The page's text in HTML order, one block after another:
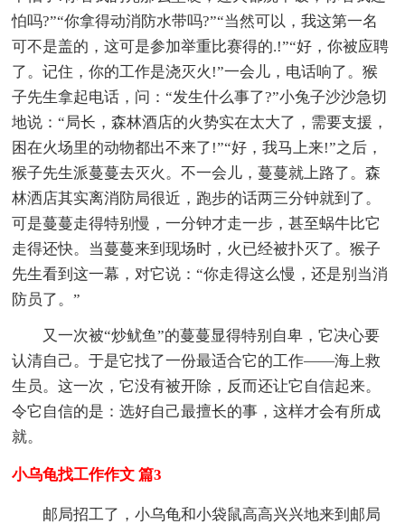
怕吗?”“你拿得动消防水带吗?”“当然可以，我这第一名
可不是盖的，这可是参加举重比赛得的.!”“好，你被应聘
了。记住，你的工作是浇灭火!”一会儿，电话响了。猴
子先生拿起电话，问：“发生什么事了?”小兔子沙沙急切
地说：“局长，森林酒店的火势实在太大了，需要支援，
困在火场里的动物都出不来了!”“好，我马上来!”之后，
猴子先生派蔓蔓去灭火。不一会儿，蔓蔓就上路了。森
林洒店其实离消防局很近，跑步的话两三分钟就到了。
可是蔓蔓走得特别慢，一分钟才走一步，甚至蜗牛比它
走得还快。当蔓蔓来到现场时，火已经被扑灭了。猴子
先生看到这一幕，对它说：“你走得这么慢，还是别当消
防员了。”
又一次被“炒鱿鱼”的蔓蔓显得特别自卑，它决心要
认清自己。于是它找了一份最适合它的工作——海上救
生员。这一次，它没有被开除，反而还让它自信起来。
令它自信的是：选好自己最擅长的事，这样才会有所成
就。
小乌龟找工作作文 篇3
邮局招工了，小乌龟和小袋鼠高高兴兴地来到邮局